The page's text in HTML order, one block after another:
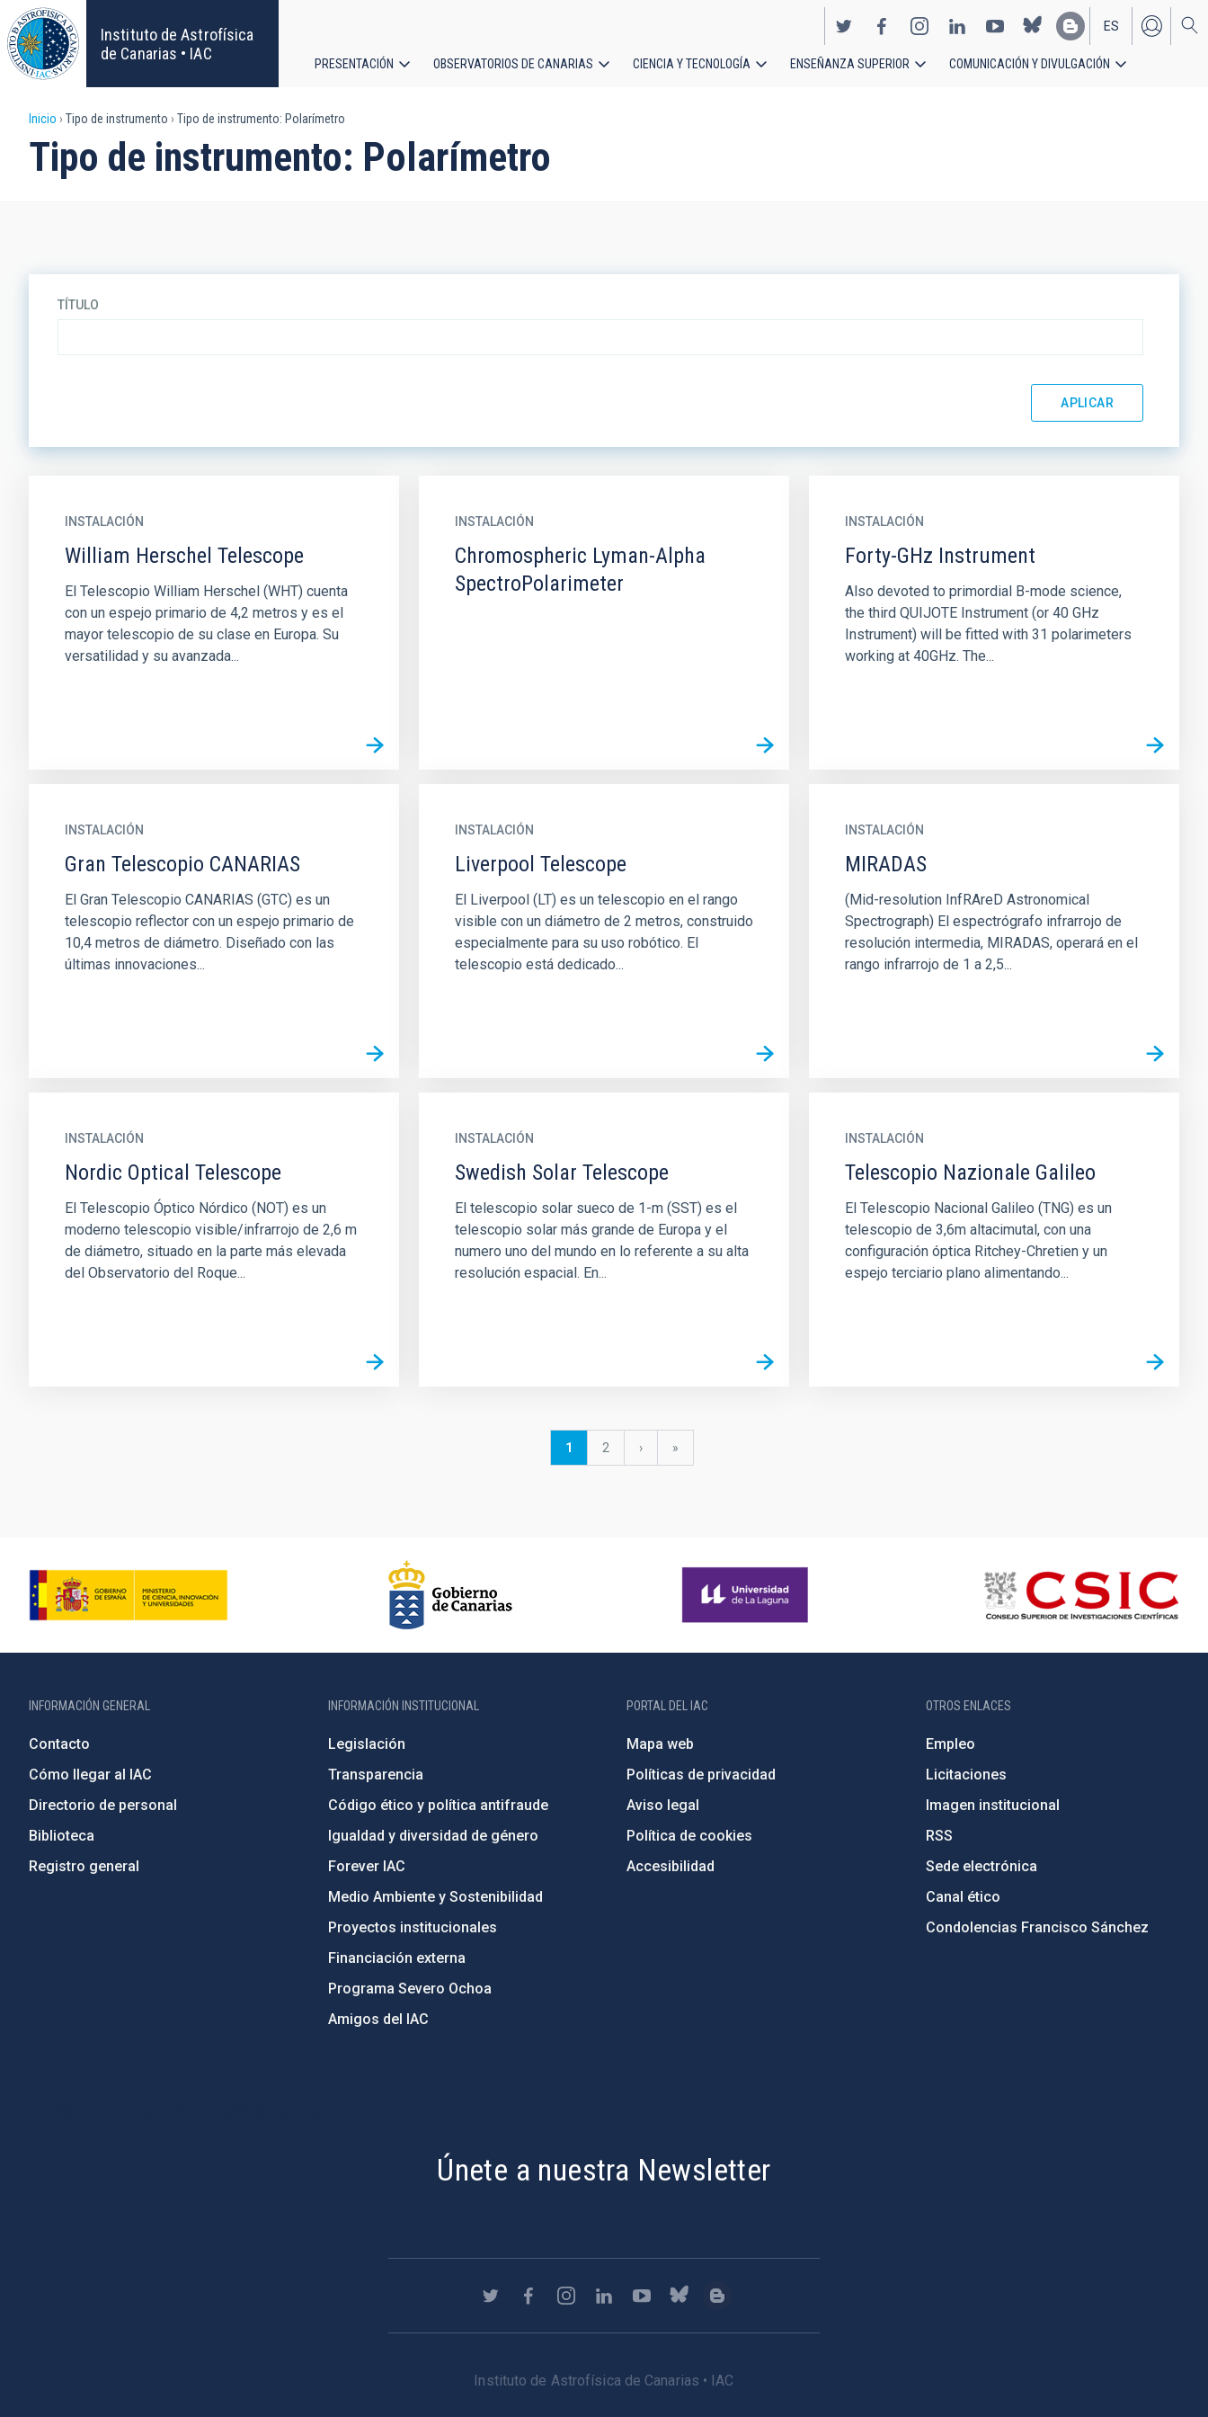
Pasar
al
contenido
principal
Instituto de Astrofísica
de Canarias • IAC
EN
ES
principal
PRESENTACIÓN OBSERVATORIOS DE CANARIAS CIENCIA Y TECNOLOGÍA ENSEÑANZA SUPERIOR COMUNICACIÓN Y DIVULGACIÓN
Sobrescribir
enlaces
Inicio Tipo de instrumento Tipo de instrumento: Polarímetro
Tipo de instrumento: Polarímetro
TÍTULO
INSTALACIÓN
William Herschel Telescope
El Telescopio William Herschel (WHT) cuenta
con un espejo primario de 4,2 metros y es el
mayor telescopio de su clase en Europa. Su
versatilidad y su avanzada...
INSTALACIÓN
Chromospheric Lyman-Alpha
SpectroPolarimeter
INSTALACIÓN
Forty-GHz Instrument
Also devoted to primordial B-mode science,
the third QUIJOTE Instrument (or 40 GHz
Instrument) will be fitted with 31 polarimeters
working at 40GHz. The...
INSTALACIÓN
Gran Telescopio CANARIAS
El Gran Telescopio CANARIAS (GTC) es un
telescopio reflector con un espejo primario de
10,4 metros de diámetro. Diseñado con las
últimas innovaciones...
INSTALACIÓN
Liverpool Telescope
El Liverpool (LT) es un telescopio en el rango
visible con un diámetro de 2 metros, construido
especialmente para su uso robótico. El
telescopio está dedicado...
INSTALACIÓN
MIRADAS
(Mid-resolution InfRAreD Astronomical
Spectrograph) El espectrógrafo infrarrojo de
resolución intermedia, MIRADAS, operará en el
rango infrarrojo de 1 a 2,5...
INSTALACIÓN
Nordic Optical Telescope
El Telescopio Óptico Nórdico (NOT) es un
moderno telescopio visible/infrarrojo de 2,6 m
de diámetro, situado en la parte más elevada
del Observatorio del Roque...
INSTALACIÓN
Swedish Solar Telescope
El telescopio solar sueco de 1-m (SST) es el
telescopio solar más grande de Europa y el
numero uno del mundo en lo referente a su alta
resolución espacial. En...
INSTALACIÓN
Telescopio Nazionale Galileo
El Telescopio Nacional Galileo (TNG) es un
telescopio de 3,6m altacimutal, con una
configuración óptica Ritchey-Chretien y un
espejo terciario plano alimentando...
Página
1 Página
2
Siguiente
›
última
»
INFORMACIÓN GENERAL
Contacto
Cómo llegar al IAC
Directorio de personal
Biblioteca
Registro general
INFORMACIÓN INSTITUCIONAL
Legislación
Transparencia
Código ético y política antifraude
Igualdad y diversidad de género
Forever IAC
Medio Ambiente y Sostenibilidad
Proyectos institucionales
Financiación externa
Programa Severo Ochoa
Amigos del IAC
PORTAL DEL IAC
Mapa web
Políticas de privacidad
Aviso legal
Política de cookies
Accesibilidad
OTROS ENLACES
Empleo
Licitaciones
Imagen institucional
RSS
Sede electrónica
Canal ético
Condolencias Francisco Sánchez
Únete a nuestra Newsletter
Instituto de Astrofísica de Canarias • IAC